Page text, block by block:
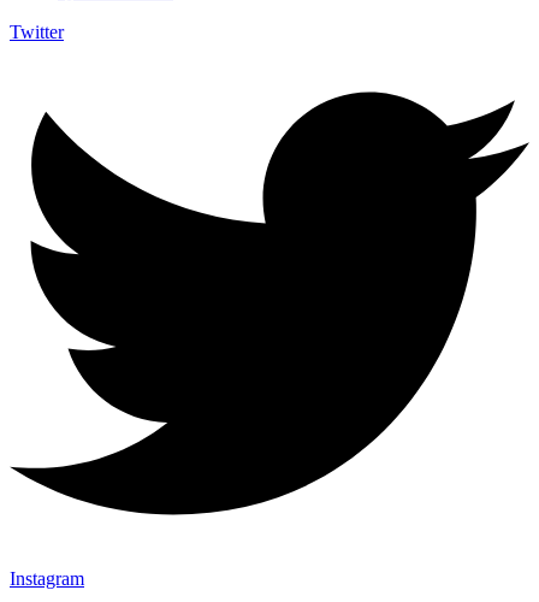
Twitter
Instagram